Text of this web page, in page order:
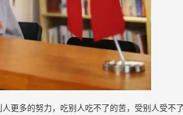
更多的努力，吃别人吃不了的苦，受别人受不